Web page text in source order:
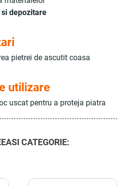
depozitare
pietrei de ascutit coasa
utilizare
uscat pentru a proteja piatra
CATEGORIE: